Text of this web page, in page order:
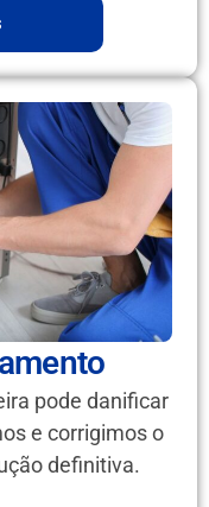
pode danificar
e corrigimos o
definitiva.